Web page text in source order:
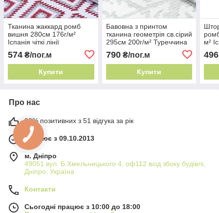
Тканина жаккард ромб
вишня 280см 176г/м²
Іспанія чіткі лінії
574 ₴/пог.м
Купити
Бавовна з принтом
тканина геометрія св.сірий
295см 200г/м² Туреччина
790₴/пог.м
Купити
м²
496
Про нас
98% позитивних з 51 відгука за рік
Працює з 09.10.2013
м. Дніпро
49051 вул. Б.Хмельницького 4, оф112 вхід збоку будівлі,
Дніпро, Україна
Контакти
Сьогодні працює з 10:00 до 18:00